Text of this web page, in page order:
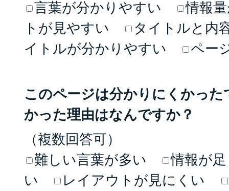
言葉が分かりやすい
情報
トが見やすい
タイトルと内
イトルが分かりやすい
ペー
このページは分かりにくかっ
かった理由はなんですか？
（複数回答可）
難しい言葉が多い
情報が
い
レイアウトが見にくい